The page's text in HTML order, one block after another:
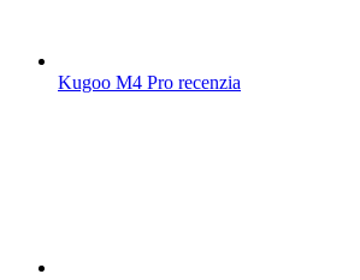
Kugoo M4 Pro recenzia